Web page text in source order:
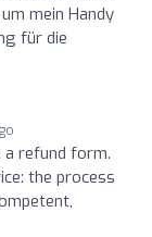
mein Handy
für die
refund form.
the process